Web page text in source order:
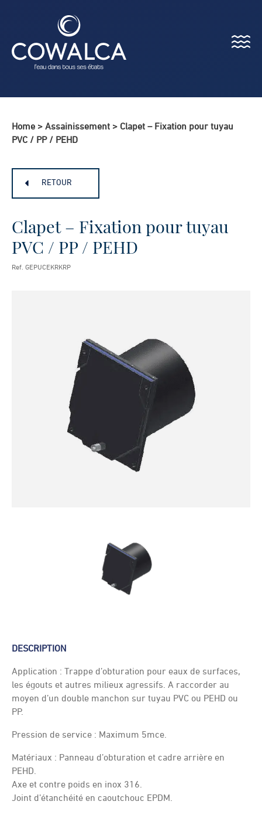
Menu
Home > Assainissement > Clapet – Fixation pour tuyau
PVC / PP / PEHD
RETOUR
Clapet – Fixation pour tuyau
PVC / PP / PEHD
Ref. GEPUCEKRKRP
DESCRIPTION
Application : Trappe d’obturation pour eaux de surfaces,
les égouts et autres milieux agressifs. A raccorder au
moyen d’un double manchon sur tuyau PVC ou PEHD ou
PP.
Pression de service : Maximum 5mce.
Matériaux : Panneau d’obturation et cadre arrière en
PEHD.
Axe et contre poids en inox 316.
Joint d’étanchéité en caoutchouc EPDM.